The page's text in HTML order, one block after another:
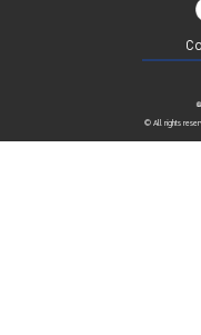
© All rights